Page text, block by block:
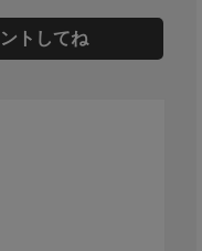
トしてね